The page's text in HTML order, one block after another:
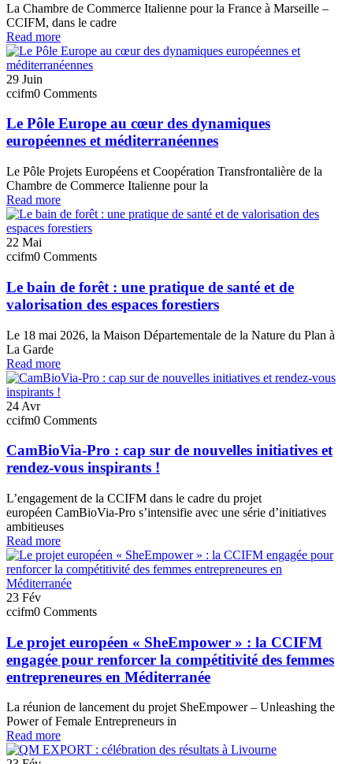
La Chambre de Commerce Italienne pour la France à Marseille –
CCIFM, dans le cadre
Read more
29 Juin
ccifm0 Comments
Le Pôle Europe au cœur des dynamiques
européennes et méditerranéennes
Le Pôle Projets Européens et Coopération Transfrontalière de la
Chambre de Commerce Italienne pour la
Read more
22 Mai
ccifm0 Comments
Le bain de forêt : une pratique de santé et de
valorisation des espaces forestiers
Le 18 mai 2026, la Maison Départementale de la Nature du Plan à
La Garde
Read more
24 Avr
ccifm0 Comments
CamBioVia-Pro : cap sur de nouvelles initiatives et
rendez-vous inspirants !
L’engagement de la CCIFM dans le cadre du projet
européen CamBioVia-Pro s’intensifie avec une série d’initiatives
ambitieuses
Read more
23 Fév
ccifm0 Comments
Le projet européen « SheEmpower » : la CCIFM
engagée pour renforcer la compétitivité des femmes
entrepreneures en Méditerranée
La réunion de lancement du projet SheEmpower – Unleashing the
Power of Female Entrepreneurs in
Read more